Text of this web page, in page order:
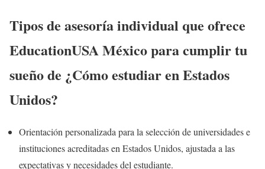
Tipos de asesoría individual que ofrece
EducationUSA México para cumplir tu
sueño de ¿Cómo estudiar en Estados
Unidos?
Orientación personalizada para la selección de universidades e
instituciones acreditadas en Estados Unidos, ajustada a las
expectativas y necesidades del estudiante.